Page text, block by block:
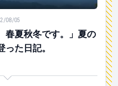
夏秋冬です。」夏の高尾山に登
08/05
春夏秋冬です。」夏の
った日記。